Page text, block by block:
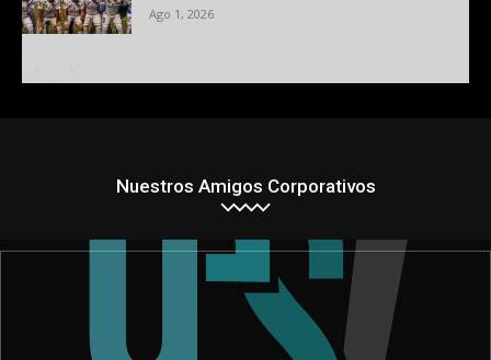
Ago 1, 2026
Nuestros Amigos Corporativos